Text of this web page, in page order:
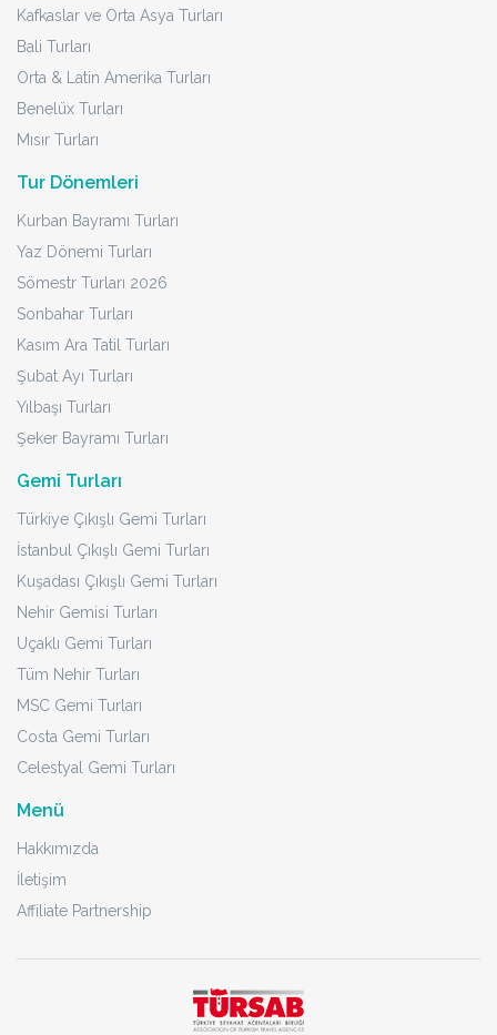
Kafkaslar ve Orta Asya Turları
Bali Turları
Orta & Latin Amerika Turları
Benelüx Turları
Mısır Turları
Tur Dönemleri
Kurban Bayramı Turları
Yaz Dönemi Turları
Sömestr Turları 2026
Sonbahar Turları
Kasım Ara Tatil Turları
Şubat Ayı Turları
Yılbaşı Turları
Şeker Bayramı Turları
Gemi Turları
Türkiye Çıkışlı Gemi Turları
İstanbul Çıkışlı Gemi Turları
Kuşadası Çıkışlı Gemi Turları
Nehir Gemisi Turları
Uçaklı Gemi Turları
Tüm Nehir Turları
MSC Gemi Turları
Costa Gemi Turları
Celestyal Gemi Turları
Menü
Hakkımızda
İletişim
Affiliate Partnership